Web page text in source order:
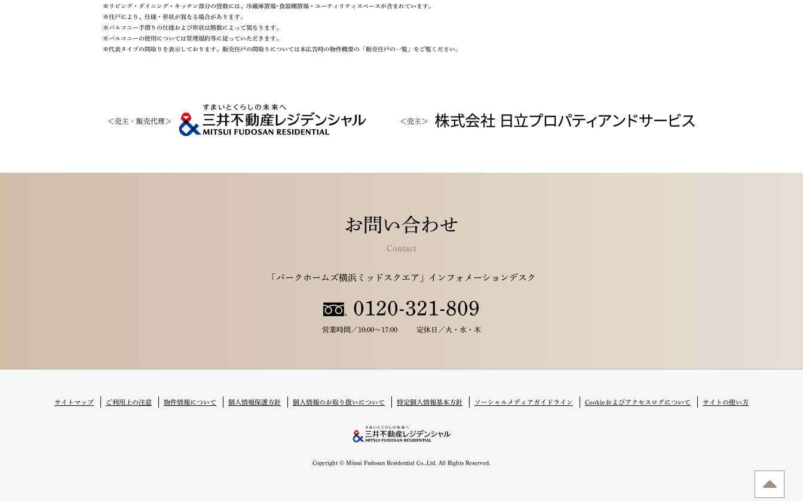
※リビング・ダイニング・キッチン部分の畳数には、冷蔵庫置場･食器棚置場・ユーティリティスペースが含まれています。
※住戸により、仕様・形状が異なる場合があります。
※バルコニー手摺りの仕様および形状は階数によって異なります。
※バルコニーの使用については管理規約等に従っていただきます。
※代表タイプの間取りを表示しております。販売住戸の間取りについては本広告時の物件概要の「販売住戸の一覧」をご覧ください。
お問い合わせ
Contact
「パークホームズ横浜ミッドスクエア」インフォメーションデスク
0120-321-809
営業時間／10:00～17:00 定休日／火・水・木
サイトマップ ご利用上の注意 物件情報について 個人情報保護方針 個人情報のお取り扱いについて 特定個人情報基本方針 ソーシャルメディアガイドライン Cookieおよびアクセスログについて サイトの使い方
Copyright © Mitsui Fudosan Residential Co.,Ltd. All Rights Reserved.